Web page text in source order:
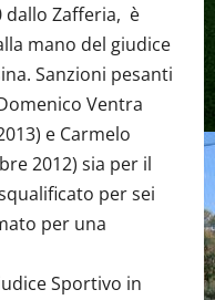
dallo Zafferia, è
mano del giudice
Sanzioni pesanti
Ventra
e Carmelo
2012) sia per il
per sei
per una
Sportivo in